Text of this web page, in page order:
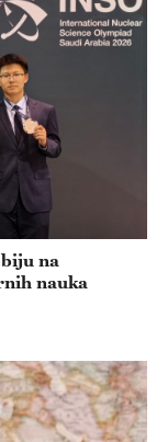
na
nauka